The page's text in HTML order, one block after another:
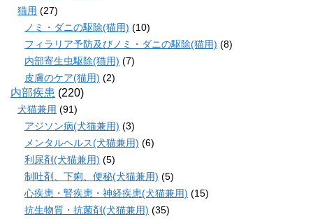
猫用 (27)
ノミ・ダニの駆除(猫用) (10)
フィラリア予防及びノミ・ダニの駆除(猫用) (8)
内部寄生虫駆除(猫用) (7)
皮膚のケア(猫用) (2)
内部疾患 (220)
犬猫兼用 (91)
アジソン病(犬猫兼用) (3)
メンタルヘルス(犬猫兼用) (6)
利尿剤(犬猫兼用) (5)
制吐剤、下痢、便秘(犬猫兼用) (5)
心疾患・腎疾患・神経疾患(犬猫兼用) (15)
抗生物質・抗菌剤(犬猫兼用) (35)